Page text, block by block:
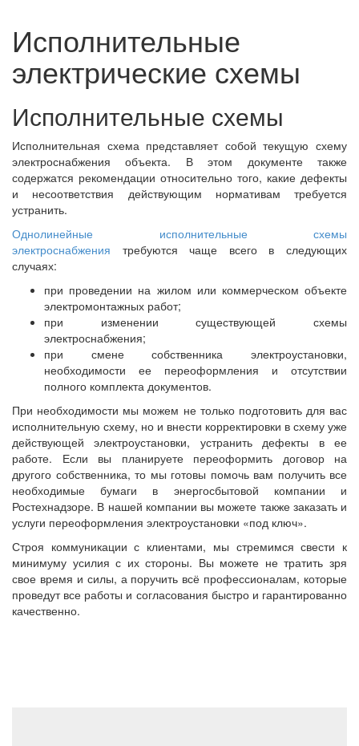
Исполнительные
электрические схемы
Исполнительные схемы
Исполнительная схема представляет собой текущую схему
электроснабжения объекта. В этом документе также
содержатся рекомендации относительно того, какие дефекты
и несоответствия действующим нормативам требуется
устранить.
Однолинейные исполнительные схемы
электроснабжения требуются чаще всего в следующих
случаях:
при проведении на жилом или коммерческом объекте
электромонтажных работ;
при изменении существующей схемы
электроснабжения;
при смене собственника электроустановки,
необходимости ее переоформления и отсутствии
полного комплекта документов.
При необходимости мы можем не только подготовить для вас
исполнительную схему, но и внести корректировки в схему уже
действующей электроустановки, устранить дефекты в ее
работе. Если вы планируете переоформить договор на
другого собственника, то мы готовы помочь вам получить все
необходимые бумаги в энергосбытовой компании и
Ростехнадзоре. В нашей компании вы можете также заказать и
услуги переоформления электроустановки «под ключ».
Строя коммуникации с клиентами, мы стремимся свести к
минимуму усилия с их стороны. Вы можете не тратить зря
свое время и силы, а поручить всё профессионалам, которые
проведут все работы и согласования быстро и гарантированно
качественно.